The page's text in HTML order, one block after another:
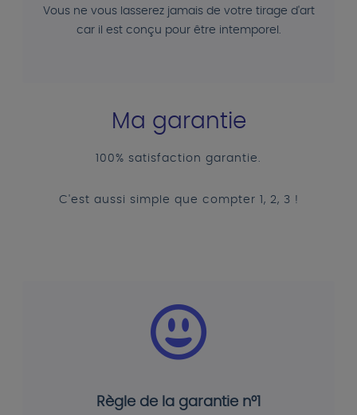
Vous ne vous lasserez jamais de votre tirage d'art
car il est conçu pour être intemporel.
Ma garantie
100% satisfaction garantie.
C'est aussi simple que compter 1, 2, 3 !
Règle de la garantie n°1